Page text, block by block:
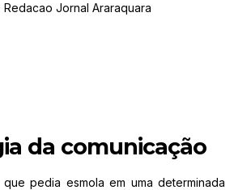
Redacao Jornal Araraquara
da comunicação
pedia esmola em uma determinada